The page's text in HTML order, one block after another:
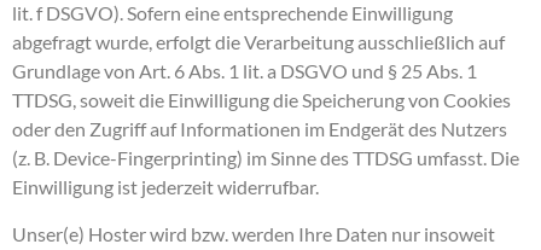
lit. f DSGVO). Sofern eine entsprechende Einwilligung
abgefragt wurde, erfolgt die Verarbeitung ausschließlich auf
Grundlage von Art. 6 Abs. 1 lit. a DSGVO und § 25 Abs. 1
TTDSG, soweit die Einwilligung die Speicherung von Cookies
oder den Zugriff auf Informationen im Endgerät des Nutzers
(z. B. Device-Fingerprinting) im Sinne des TTDSG umfasst. Die
Einwilligung ist jederzeit widerrufbar.
Unser(e) Hoster wird bzw. werden Ihre Daten nur insoweit